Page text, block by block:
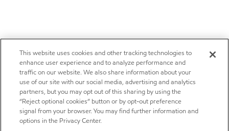
This website uses cookies and other tracking technologies to
enhance user experience and to analyze performance and
traffic on our website. We also share information about your
use of our site with our social media, advertising and analytics
partners, but you may opt out of this sharing by using the
“Reject optional cookies” button or by opt-out preference
signal from your browser. You may find further information and
options in the Privacy Center.